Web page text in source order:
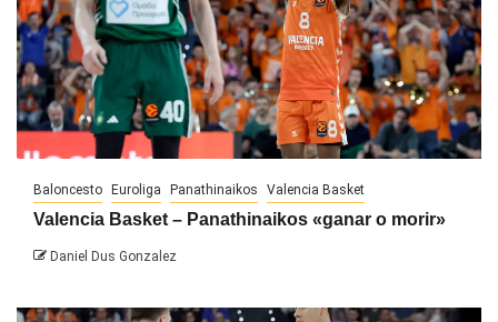
Baloncesto Euroliga Panathinaikos Valencia Basket
Valencia Basket – Panathinaikos «ganar o morir»
Daniel Dus Gonzalez